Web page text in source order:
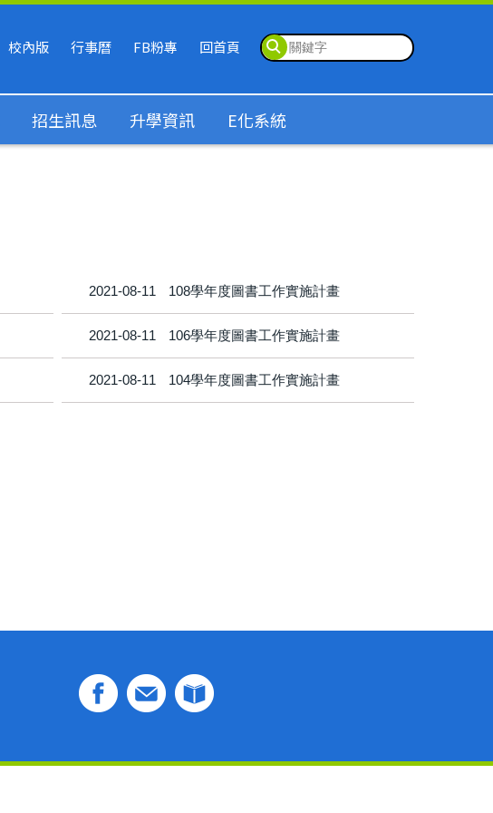
校內版 行事曆 FB粉專 回首頁
招生訊息 升學資訊 E化系統
2021-08-11 108學年度圖書工作實施計畫
2021-08-11 106學年度圖書工作實施計畫
2021-08-11 104學年度圖書工作實施計畫